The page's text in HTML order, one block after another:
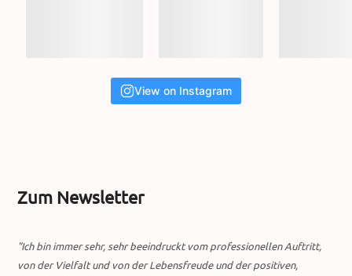
View on Instagram
Zum Newsletter
"Ich bin immer sehr, sehr beeindruckt vom professionellen Auftritt,
von der Vielfalt und von der Lebensfreude und der positiven,